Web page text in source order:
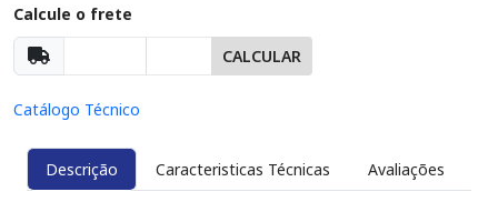
Calcule o frete
CALCULAR
Catálogo Técnico
Descrição Caracteristicas Técnicas Avaliações